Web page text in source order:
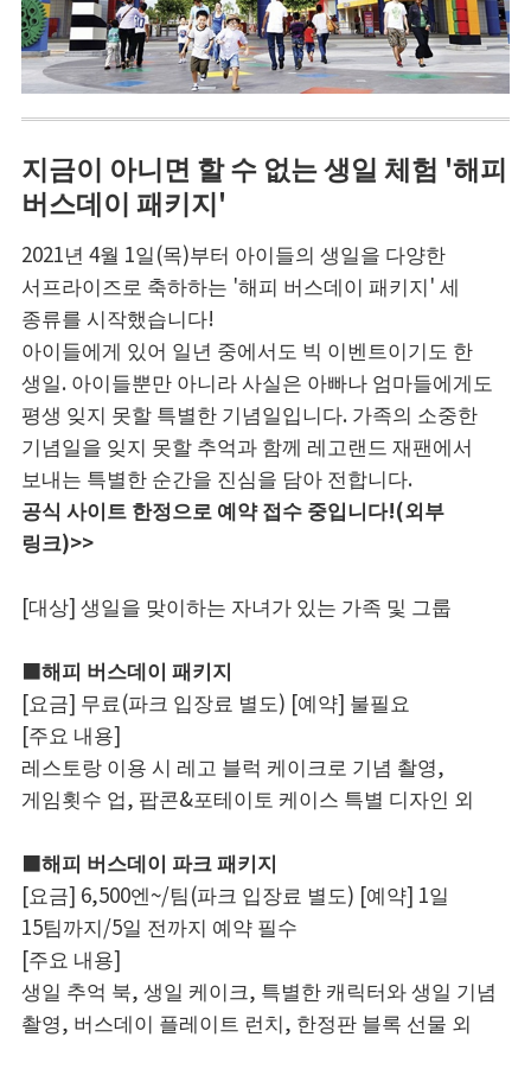
지금이 아니면 할 수 없는 생일 체험 '해피
버스데이 패키지'
2021년 4월 1일(목)부터 아이들의 생일을 다양한
서프라이즈로 축하하는 '해피 버스데이 패키지' 세
종류를 시작했습니다!
아이들에게 있어 일년 중에서도 빅 이벤트이기도 한
생일. 아이들뿐만 아니라 사실은 아빠나 엄마들에게도
평생 잊지 못할 특별한 기념일입니다. 가족의 소중한
기념일을 잊지 못할 추억과 함께 레고랜드 재팬에서
보내는 특별한 순간을 진심을 담아 전합니다.
공식 사이트 한정으로 예약 접수 중입니다!(외부
링크)>>
[대상] 생일을 맞이하는 자녀가 있는 가족 및 그룹
■해피 버스데이 패키지
[요금] 무료(파크 입장료 별도) [예약] 불필요
[주요 내용]
레스토랑 이용 시 레고 블럭 케이크로 기념 촬영,
게임횟수 업, 팝콘&포테이토 케이스 특별 디자인 외
■해피 버스데이 파크 패키지
[요금] 6,500엔~/팀(파크 입장료 별도) [예약] 1일
15팀까지/5일 전까지 예약 필수
[주요 내용]
생일 추억 북, 생일 케이크, 특별한 캐릭터와 생일 기념
촬영, 버스데이 플레이트 런치, 한정판 블록 선물 외